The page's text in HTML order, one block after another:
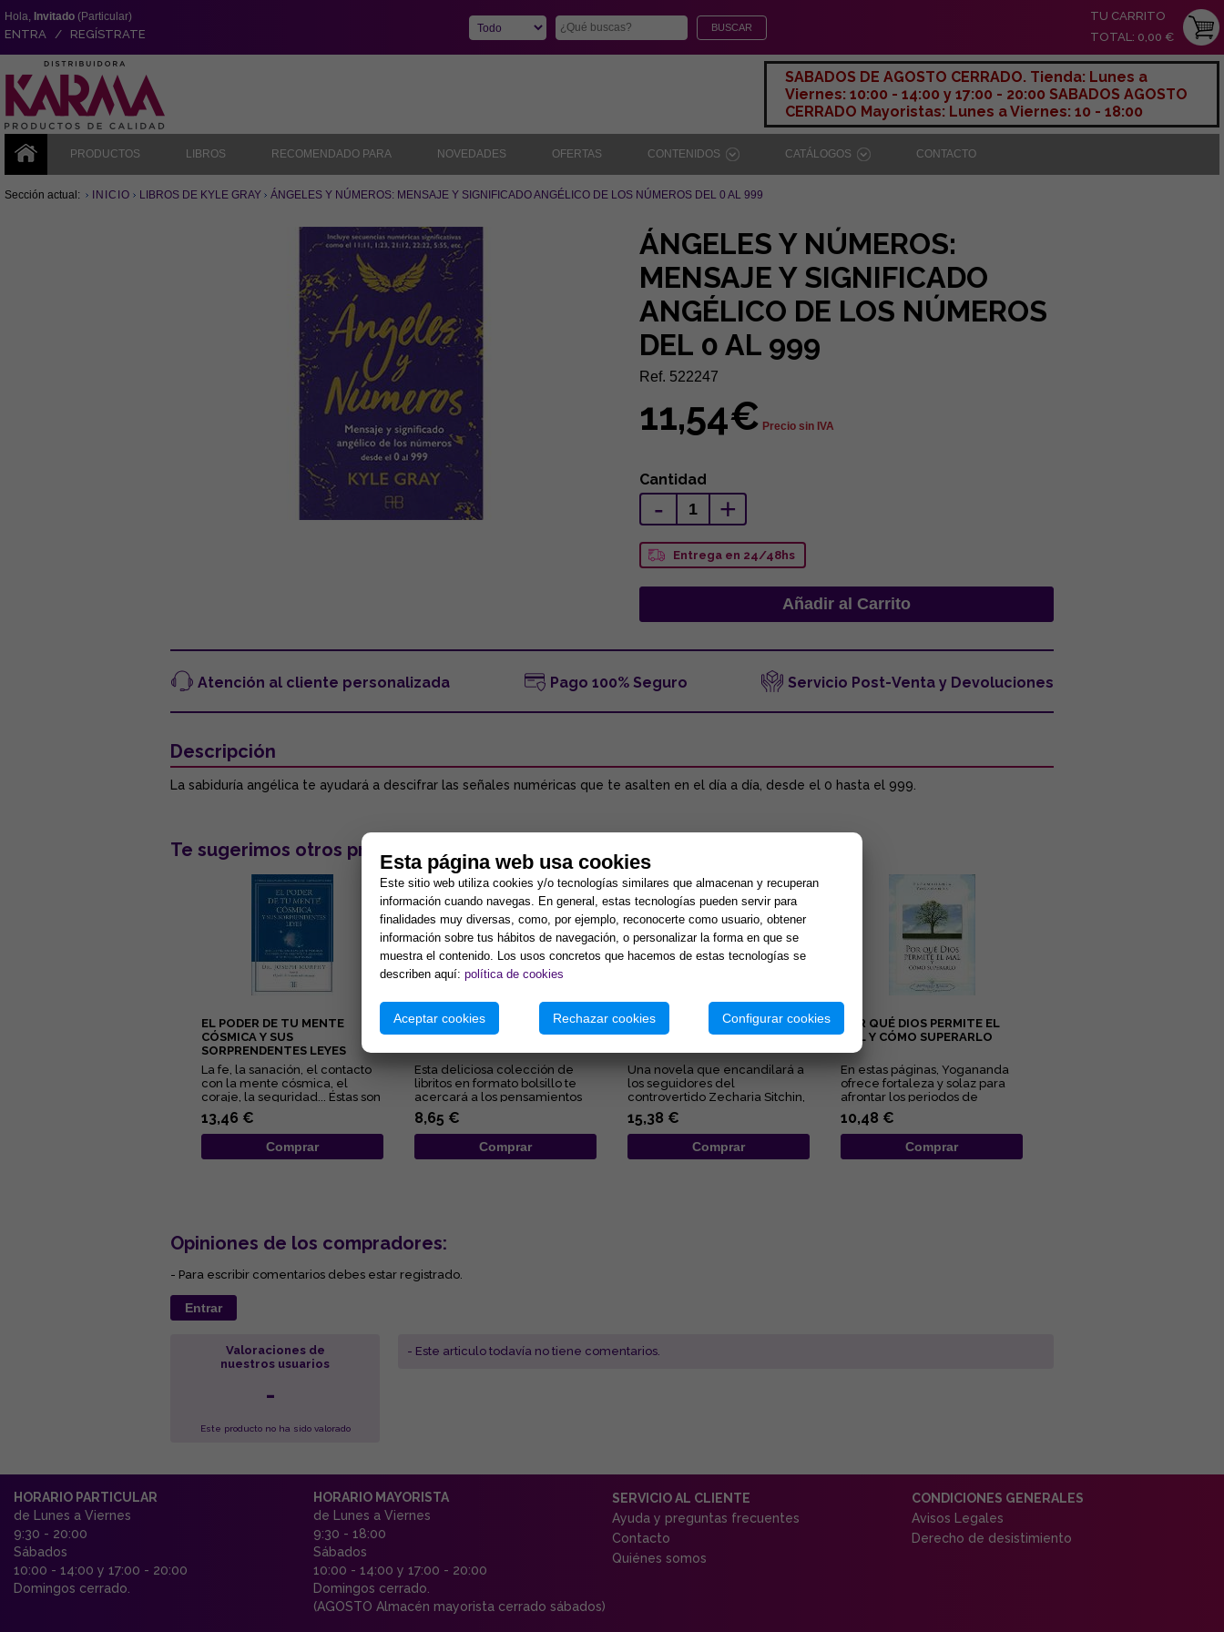
Hola, Invitado (Particular)
ENTRA / REGÍSTRATE
TU CARRITO
TOTAL: 0,00 €
SABADOS DE AGOSTO CERRADO. Tienda: Lunes a
Viernes: 10:00 - 14:00 y 17:00 - 20:00 SABADOS AGOSTO
CERRADO Mayoristas: Lunes a Viernes: 10 - 18:00
PRODUCTOS LIBROS RECOMENDADO PARA NOVEDADES OFERTAS CONTENIDOS CATÁLOGOS CONTACTO
Sección actual: INICIO LIBROS DE KYLE GRAY ÁNGELES Y NÚMEROS: MENSAJE Y SIGNIFICADO ANGÉLICO DE LOS NÚMEROS DEL 0 AL 999
ÁNGELES Y NÚMEROS:
MENSAJE Y SIGNIFICADO
ANGÉLICO DE LOS NÚMEROS
DEL 0 AL 999
Ref. 522247
11,54€ Precio sin IVA
Cantidad
- +
Entrega en 24/48hs
Atención al cliente personalizada Pago 100% Seguro Servicio Post-Venta y Devoluciones
Descripción
La sabiduría angélica te ayudará a descifrar las señales numéricas que te asalten en el día a día, desde el 0 hasta el 999.
Te sugerimos otros productos:
EL PODER DE TU MENTE
CÓSMICA Y SUS
SORPRENDENTES LEYES
La fe, la sanación, el contacto
con la mente cósmica, el
coraje, la seguridad... Éstas son
algunas de las quin...
13,46 €
Comprar
ALEGRÍA
Esta deliciosa colección de
libritos en formato bolsillo te
acercará a los pensamientos
de Elizabeth Clare Pro...
8,65 €
Comprar
EL REY QUE SE NEGÓ A MORIR
Una novela que encandilará a
los seguidores del
controvertido Zecharia Sitchin,
pues en ella combina sus
obses...
15,38 €
Comprar
POR QUÉ DIOS PERMITE EL
MAL Y CÓMO SUPERARLO
En estas páginas, Yogananda
ofrece fortaleza y solaz para
afrontar los periodos de
adversidad al esclarecer lo...
10,48 €
Comprar
Opiniones de los compradores:
- Para escribir comentarios debes estar registrado.
Entrar
Valoraciones de
nuestros usuarios
-
Este producto no ha sido valorado
- Este articulo todavía no tiene comentarios.
HORARIO PARTICULAR
de Lunes a Viernes
9:30 - 20:00
Sábados
10:00 - 14:00 y 17:00 - 20:00
Domingos cerrado.
HORARIO MAYORISTA
de Lunes a Viernes
9:30 - 18:00
Sábados
10:00 - 14:00 y 17:00 - 20:00
Domingos cerrado.
(AGOSTO Almacén mayorista cerrado sábados)
SERVICIO AL CLIENTE
Ayuda y preguntas frecuentes
Contacto
Quiénes somos
CONDICIONES GENERALES
Avisos Legales
Derecho de desistimiento
Esta página web usa cookies
Este sitio web utiliza cookies y/o tecnologías similares que almacenan y recuperan
información cuando navegas. En general, estas tecnologías pueden servir para
finalidades muy diversas, como, por ejemplo, reconocerte como usuario, obtener
información sobre tus hábitos de navegación, o personalizar la forma en que se
muestra el contenido. Los usos concretos que hacemos de estas tecnologías se
describen aquí: política de cookies
Aceptar cookies Rechazar cookies Configurar cookies